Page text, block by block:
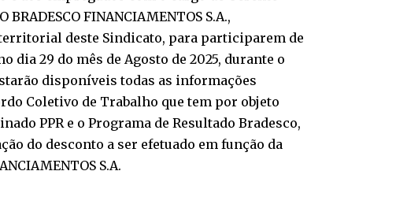
FINANCIAMENTOS S.A.,
deste Sindicato, para participarem de
29 do mês de Agosto de 2025, durante o
disponíveis todas as informações
Coletivo de Trabalho que tem por objeto
PPR e o Programa de Resultado Bradesco,
do desconto a ser efetuado em função da
S.A.